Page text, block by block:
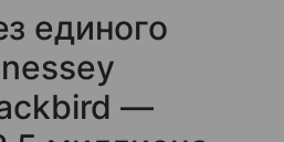
единого
—